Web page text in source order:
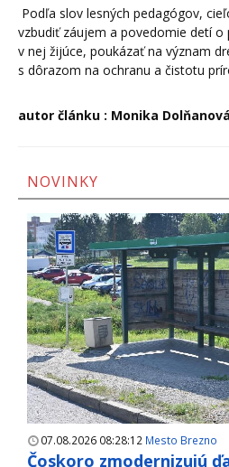
Podľa slov lesných pedagógov,
vzbudiť záujem a povedomie detí o
v nej žijúce, poukázať na význam
s dôrazom na ochranu a čistotu
autor článku : Monika
NOVINKY
07.08.2026 08:28:12 Mesto Brezno
Čoskoro zmodernizujú